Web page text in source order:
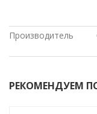
Производитель
РЕКОМЕНДУЕМ